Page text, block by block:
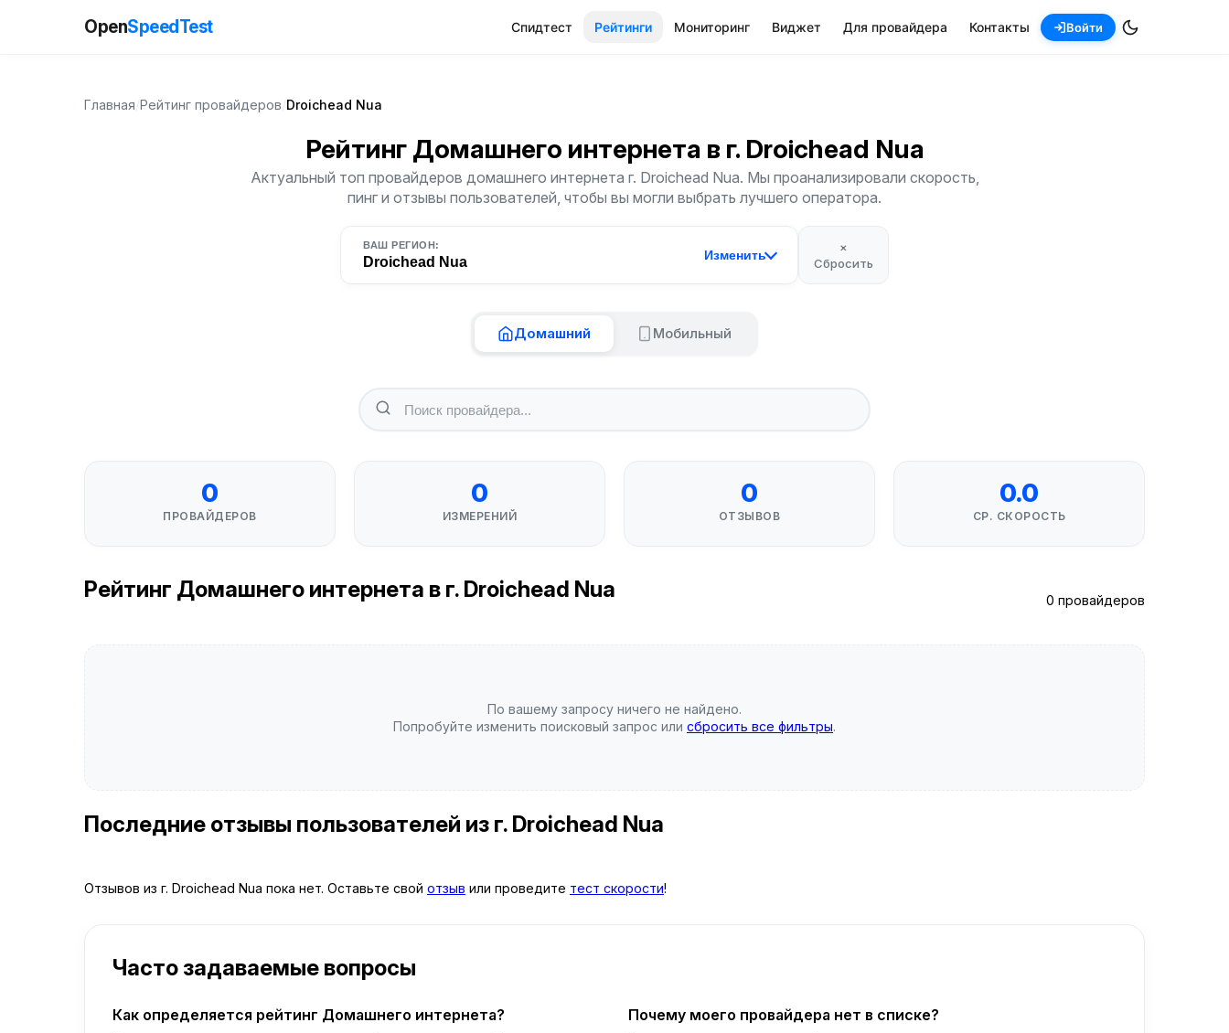
OpenSpeedTest Спидтест Рейтинги Мониторинг Виджет Для провайдера Контакты Войти
Главная Рейтинг провайдеров Droichead Nua
Рейтинг Домашнего интернета в г. Droichead Nua
Актуальный топ провайдеров домашнего интернета г. Droichead Nua. Мы проанализировали скорость,
пинг и отзывы пользователей, чтобы вы могли выбрать лучшего оператора.
ВАШ РЕГИОН:
Droichead Nua Изменить
×
Сбросить
Домашний Мобильный
0
ПРОВАЙДЕРОВ
0
ИЗМЕРЕНИЙ
0
ОТЗЫВОВ
0.0
СР. СКОРОСТЬ
Рейтинг Домашнего интернета в г. Droichead Nua 0 провайдеров
По вашему запросу ничего не найдено.
Попробуйте изменить поисковый запрос или сбросить все фильтры.
Последние отзывы пользователей из г. Droichead Nua
Отзывов из г. Droichead Nua пока нет. Оставьте свой отзыв или проведите тест скорости!
Часто задаваемые вопросы
Как определяется рейтинг Домашнего интернета? Почему моего провайдера нет в списке?